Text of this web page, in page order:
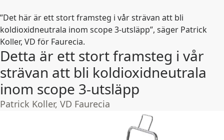
”Det här är ett stort framsteg i vår strävan att bli
koldioxidneutrala inom scope 3-utsläpp”, säger Patrick
Koller, VD för Faurecia.
Detta är ett stort framsteg i vår
strävan att bli koldioxidneutrala
inom scope 3-utsläpp
Patrick Koller, VD Faurecia